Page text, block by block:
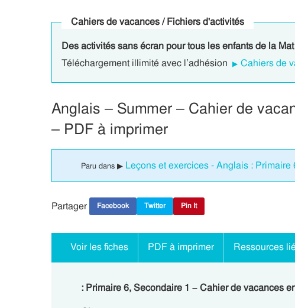
Cahiers de vacances / Fichiers d'activités
Des activités sans écran pour tous les enfants de la
Téléchargement illimité avec l’adhésion
Cahiers de
Anglais – Summer – Cahier de
– PDF à imprimer
Paru dans ▶ Leçons et exercices - Anglais : Primaire
Partager Facebook Twitter Pin It
Voir les fiches PDF à imprimer Ressources
: Primaire 6, Secondaire 1 – Cahier de vacances